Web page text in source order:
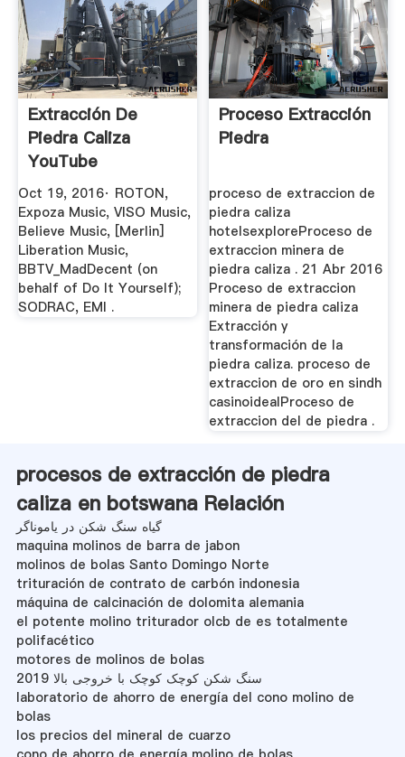
Extracción De
Piedra Caliza
YouTube
Oct 19, 2016· ROTON,
Expoza Music, VISO Music,
Believe Music, [Merlin]
Liberation Music,
BBTV_MadDecent (on
behalf of Do It Yourself);
SODRAC, EMI .
Proceso Extracción
Piedra
proceso de extraccion de
piedra caliza
hotelsexploreProceso de
extraccion minera de
piedra caliza . 21 Abr 2016
Proceso de extraccion
minera de piedra caliza
Extracción y
transformación de la
piedra caliza. proceso de
extraccion de oro en sindh
casinoidealProceso de
extraccion del de piedra .
procesos de extracción de piedra
caliza en botswana Relación
گیاه سنگ شکن در یاموناگر
maquina molinos de barra de jabon
molinos de bolas Santo Domingo Norte
trituración de contrato de carbón indonesia
máquina de calcinación de dolomita alemania
el potente molino triturador olcb de es totalmente
polifacético
motores de molinos de bolas
سنگ شکن کوچک کوچک با خروجی بالا 2019
laboratorio de ahorro de energía del cono molino de
bolas
los precios del mineral de cuarzo